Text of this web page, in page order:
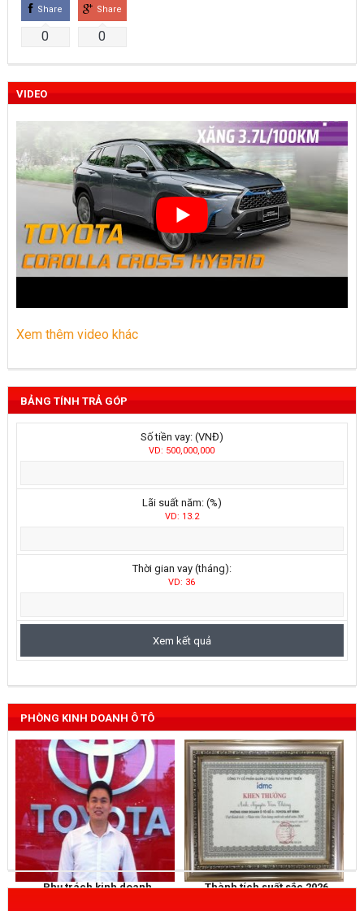
Những dòng xe Toyota đang phổ biến nhất trên thị trường
khúc C – SUV?
Những thay đổi trên dòng xe Vios 2022
Share
0
Share
0
VIDEO
Xem thêm video khác
BẢNG TÍNH TRẢ GÓP
Số tiền vay: (VNĐ)
VD: 500,000,000
Lãi suất năm: (%)
VD: 13.2
Thời gian vay (tháng):
VD: 36
PHÒNG KINH DOANH Ô TÔ
Phụ trách kinh doanh Thành tích suất sắc 2026